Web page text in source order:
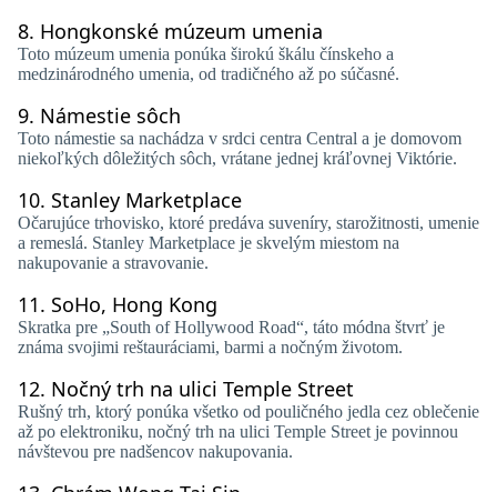
8. Hongkonské múzeum umenia
Toto múzeum umenia ponúka širokú škálu čínskeho a
medzinárodného umenia, od tradičného až po súčasné.
9. Námestie sôch
Toto námestie sa nachádza v srdci centra Central a je domovom
niekoľkých dôležitých sôch, vrátane jednej kráľovnej Viktórie.
10. Stanley Marketplace
Očarujúce trhovisko, ktoré predáva suveníry, starožitnosti, umenie
a remeslá. Stanley Marketplace je skvelým miestom na
nakupovanie a stravovanie.
11. SoHo, Hong Kong
Skratka pre „South of Hollywood Road“, táto módna štvrť je
známa svojimi reštauráciami, barmi a nočným životom.
12. Nočný trh na ulici Temple Street
Rušný trh, ktorý ponúka všetko od pouličného jedla cez oblečenie
až po elektroniku, nočný trh na ulici Temple Street je povinnou
návštevou pre nadšencov nakupovania.